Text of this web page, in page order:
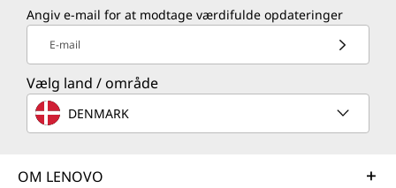
Angiv e-mail for at modtage værdifulde opdateringer
E-mail
Vælg land / område
DENMARK
OM LENOVO